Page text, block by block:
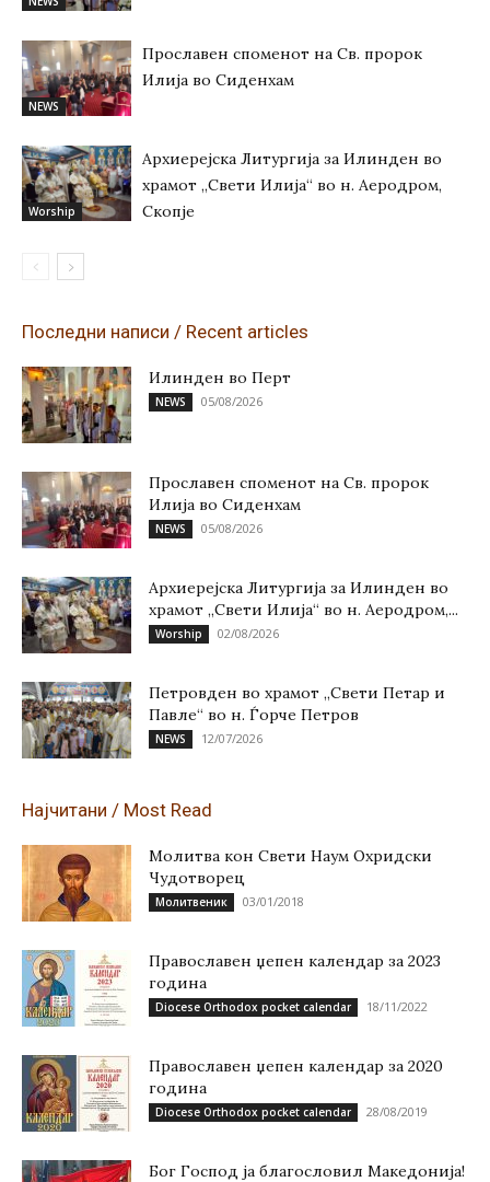
NEWS
Прославен споменот на Св. пророк
Илија во Сиденхам
Worship
Архиерејска Литургија за Илинден во
храмот „Свети Илија“ во н. Аеродром,
Скопје
Последни написи / Recent articles
Илинден во Перт
NEWS 05/08/2026
Прославен споменот на Св. пророк
Илија во Сиденхам
NEWS 05/08/2026
Архиерејска Литургија за Илинден во
храмот „Свети Илија“ во н. Аеродром,...
Worship 02/08/2026
Петровден во храмот „Свети Петар и
Павле“ во н. Ѓорче Петров
NEWS 12/07/2026
Најчитани / Most Read
Молитва кон Свети Наум Охридски
Чудотворец
Молитвеник 03/01/2018
Православен џепен календар за 2023
година
Diocese Orthodox pocket calendar 18/11/2022
Православен џепен календар за 2020
година
Diocese Orthodox pocket calendar 28/08/2019
Бог Господ ја благословил Македонија!